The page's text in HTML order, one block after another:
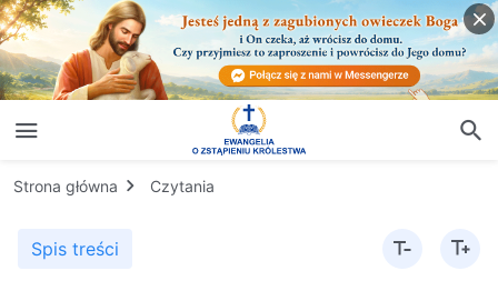
Strona główna Czytania
Spis treści